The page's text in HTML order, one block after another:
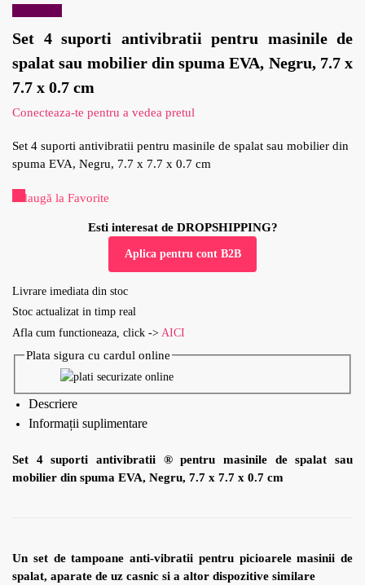
Set 4 suporti antivibratii pentru masinile de
spalat sau mobilier din spuma EVA, Negru, 7.7 x
7.7 x 0.7 cm
Conecteaza-te pentru a vedea pretul
Set 4 suporti antivibratii pentru masinile de spalat sau mobilier din
spuma EVA, Negru, 7.7 x 7.7 x 0.7 cm
Adaugă la Favorite
Esti interesat de DROPSHIPPING?
Aplica pentru cont B2B
Livrare imediata din stoc
Stoc actualizat in timp real
Afla cum functioneaza, click -> AICI
Plata sigura cu cardul online
Descriere
Informații suplimentare
Set 4 suporti antivibratii ® pentru masinile de spalat sau
mobilier din spuma EVA, Negru, 7.7 x 7.7 x 0.7 cm
Un set de tampoane anti-vibratii pentru picioarele masinii de
spalat, aparate de uz casnic si a altor dispozitive similare